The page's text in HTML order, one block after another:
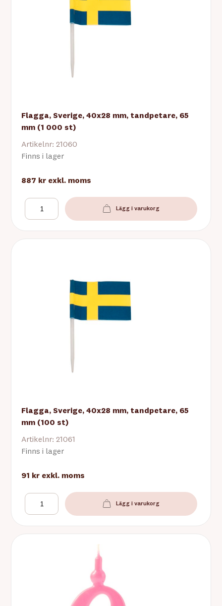
Flagga, Sverige, 40x28 mm, tandpetare, 65
mm (1 000 st)
Artikelnr: 21060
Finns i lager
887 kr exkl. moms
Lägg i varukorg
Flagga, Sverige, 40x28 mm, tandpetare, 65
mm (100 st)
Artikelnr: 21061
Finns i lager
91 kr exkl. moms
Lägg i varukorg